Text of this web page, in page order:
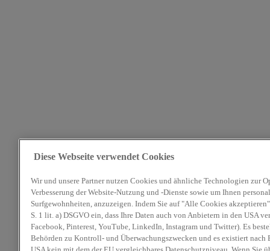
Diese Webseite verwendet Cookies
Wir und unsere Partner nutzen Cookies und ähnliche Technologien zur
Verbesserung der Website-Nutzung und -Dienste sowie um Ihnen
Surfgewohnheiten, anzuzeigen. Indem Sie auf "Alle Cookies
S. 1 lit. a) DSGVO ein, dass Ihre Daten auch von Anbietern in den USA
Facebook, Pinterest, YouTube, LinkedIn, Instagram und Twitter). Es
Behörden zu Kontroll- und Überwachungszwecken und es existiert nach